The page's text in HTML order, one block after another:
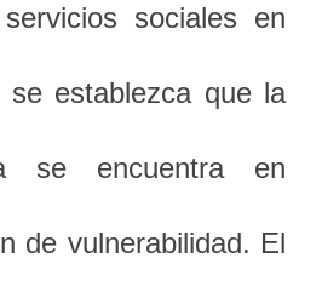
sociales en
se establezca que la
se encuentra en
de vulnerabilidad. El